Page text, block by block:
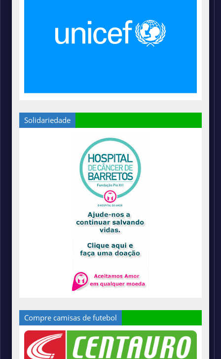
Solidariedade
Compre camisas de futebol